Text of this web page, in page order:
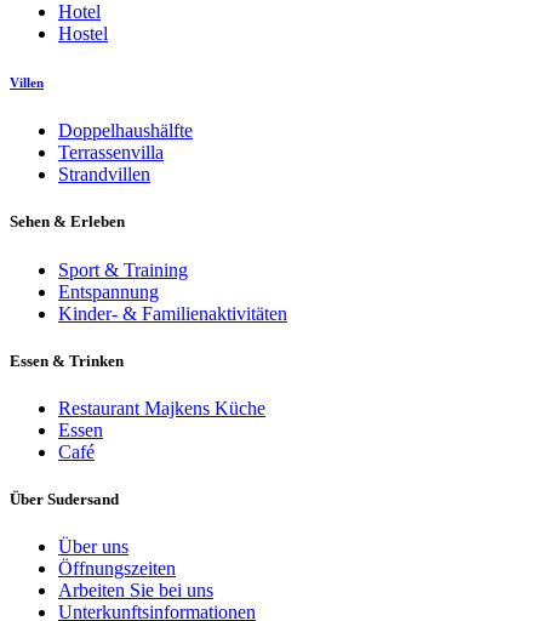
Hotel
Hostel
Villen
Doppelhaushälfte
Terrassenvilla
Strandvillen
Sehen & Erleben
Sport & Training
Entspannung
Kinder- & Familienaktivitäten
Essen & Trinken
Restaurant Majkens Küche
Essen
Café
Über Sudersand
Über uns
Öffnungszeiten
Arbeiten Sie bei uns
Unterkunftsinformationen